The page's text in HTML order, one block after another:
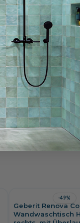
-49%
Geberit Renova
Wandwaschtisch
links, mit
KeraTect
40 cm
-49%
Geberit Renova
Wandwaschtisch